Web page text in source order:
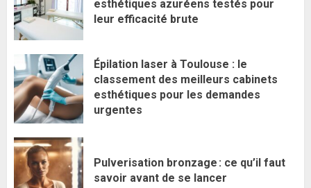
esthétiques azuréens testés pour
leur efficacité brute
Épilation laser à Toulouse : le
classement des meilleurs cabinets
esthétiques pour les demandes
urgentes
Pulverisation bronzage : ce qu’il faut
savoir avant de se lancer